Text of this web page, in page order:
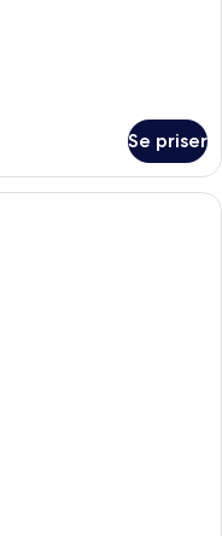
Se priser